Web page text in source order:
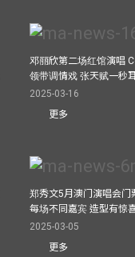
邓丽欣第二场红馆演唱
领带调情戏 张天赋一秒
2025-03-16
更多
郑秀文5月澳门演唱会
每场不同嘉宾 造型有惊
2025-03-05
更多